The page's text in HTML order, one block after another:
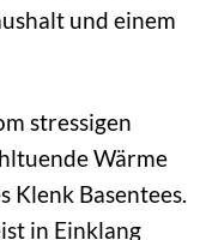
und einem
stressigen
Wärme
Klenk Basentees.
in Einklang